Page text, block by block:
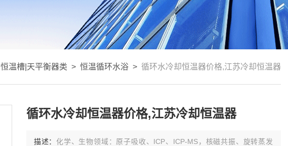
恒温槽|天平衡器类 > 恒温循环水浴 > 循环水冷却恒温器价格,江苏冷却恒温器
循环水冷却恒温器价格,江苏冷却恒温器
描述： 化学、生物领域：原子吸收、ICP、ICP-MS，核磁共振、旋转蒸发